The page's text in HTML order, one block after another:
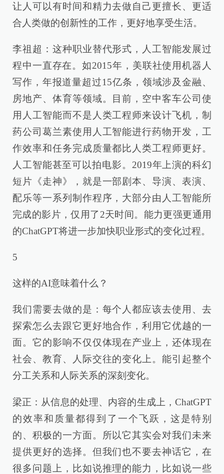
让人可以有时间和精力去做自己更擅长、更适
合人类做的创新性的工作，更好地享受生活。
李祖超：这种职业替代形式，人工智能发展过
程中一直存在。如2015年，美联社使用机器人
写作，年报道量超过15亿条，领域涉及金融、
房地产、体育等领域。目前，空中客车公司使
用人工智能而不是人类工程师来设计飞机，制
药公司葛兰素使用人工智能进行药物开发，工
作效率和任务完成质量都比人类工程师更好。
人工智能甚至可以拍电影。2019年上演的科幻
短片《走神》，就是一部剧本、导演、表演、
配乐等一系列制作程序，大部分由人工智能所
完成的影片，仅用了2天时间。能力更强更通用
的ChatGPT将进一步加快职业形式的变化过程。
5
这样的AI意味着什么？
我们需要去做的是：每个人都应该去使用、去
探索怎么去跟它更好地合作，利用它优越的一
面。它的影响不仅仅体现在产业上，还体现在
社会、教育、人际交往的变化上。能引起整个
分工关系和人际关系的深刻变化。
梁正：从信息的处理、内容的生成上，ChatGPT
的效率和质量都得到了一个飞跃，这是特别
的、积极的一方面。所以它其实会对我们未来
提供更好的选择。但我们也不要去神话它，在
很多问题上，比如说推理的能力，比如说一些